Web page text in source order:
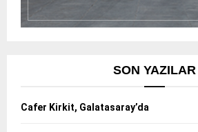
SON YAZILAR
Cafer Kirkit, Galatasaray’da